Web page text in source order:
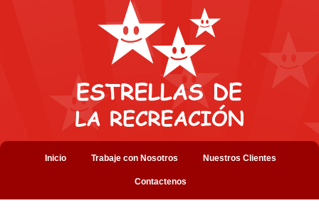
Inicio Trabaje con Nosotros Nuestros Clientes
Contactenos